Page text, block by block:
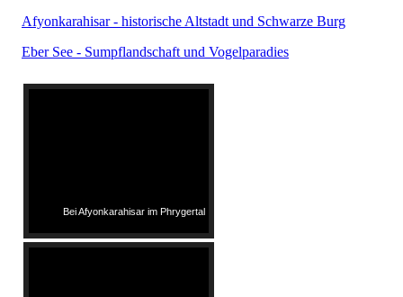
Afyonkarahisar - historische Altstadt und Schwarze Burg
Eber See - Sumpflandschaft und Vogelparadies
Bei Afyonkarahisar im Phrygertal